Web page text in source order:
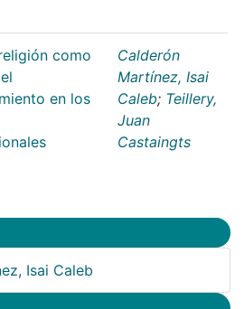
como
en los
Calderón
Martínez, Isai
Caleb; Teillery,
Juan
Castaingts
Isai Caleb